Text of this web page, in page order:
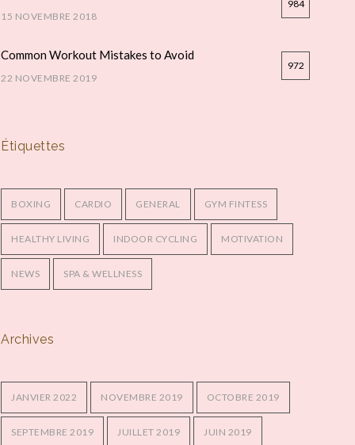
15 NOVEMBRE 2018
984
Common Workout Mistakes to Avoid
22 NOVEMBRE 2019
972
Étiquettes
BOXING CARDIO GENERAL GYM FINTESS
HEALTHY LIVING INDOOR CYCLING MOTIVATION
NEWS SPA & WELLNESS
Archives
JANVIER 2022 NOVEMBRE 2019 OCTOBRE 2019
SEPTEMBRE 2019 JUILLET 2019 JUIN 2019